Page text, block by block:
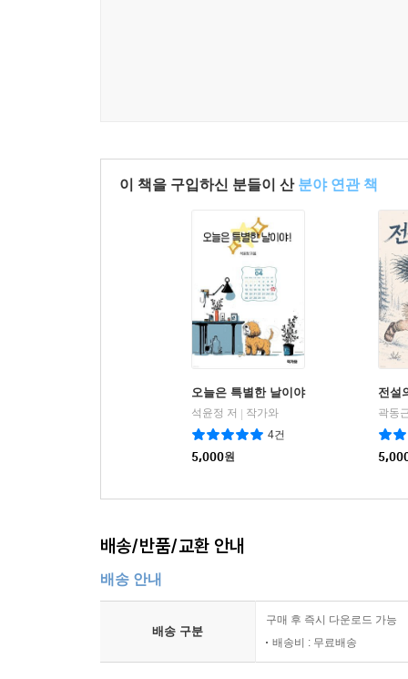
이 책을 구입하신 분들이 산 분야 연관 책
오늘은 특별한 날이야
석윤정 저 | 작가와
4건
5,000원
전설
곽동
배송/반품/교환 안내
배송 안내
배송 구분
구매 후 즉시 다운로드 가능
배송비 : 무료배송